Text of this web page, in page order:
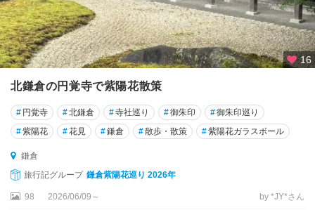
16
北鎌倉の円覚寺で紫陽花散策
# 円覚寺 #北鎌倉 #寺社巡り #御朱印 #御朱印巡り
#紫陽花 #花見 #鎌倉 #散歩・散策 #紫陽花ガラスボール
鎌倉
旅行記グループ 鎌倉紫陽花巡り 2026年
98 2026/06/09～ by *JY*さん